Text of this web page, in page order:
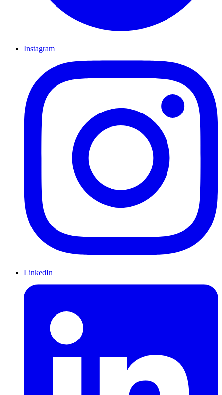
Instagram
LinkedIn